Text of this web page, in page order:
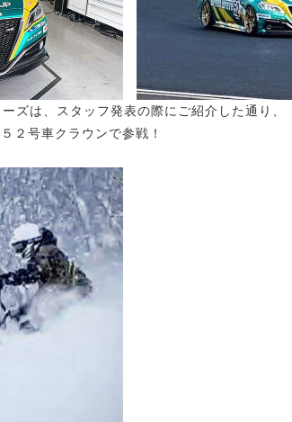
ズは、スタッフ発表の際にご紹介した通り、
２号車クラウンで参戦！